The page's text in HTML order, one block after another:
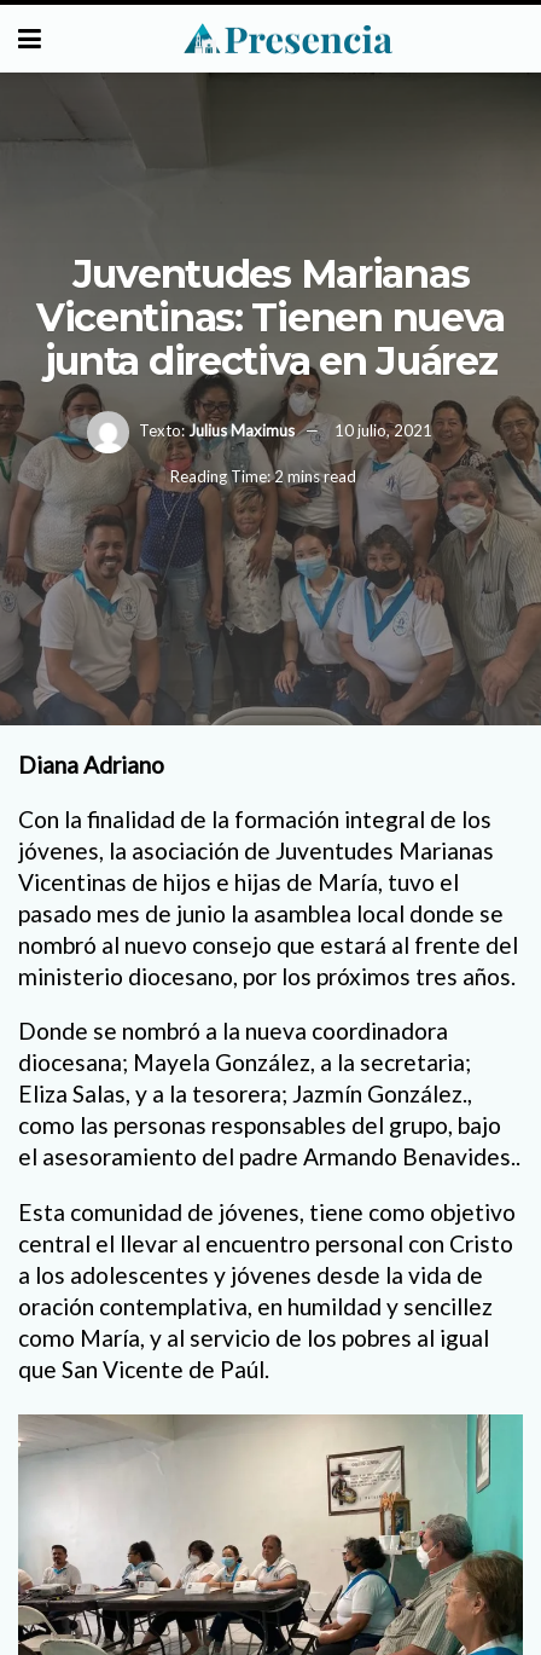
Juventudes Marianas
Vicentinas: Tienen nueva
junta directiva en Juárez
Texto:Julius Maximus 10 julio, 2021
Reading Time: 2 mins read
Diana Adriano
Con la finalidad de la formación integral de los
jóvenes, la asociación de Juventudes Marianas
Vicentinas de hijos e hijas de María, tuvo el
pasado mes de junio la asamblea local donde se
nombró al nuevo consejo que estará al frente del
ministerio diocesano, por los próximos tres años.
Donde se nombró a la nueva coordinadora
diocesana; Mayela González, a la secretaria;
Eliza Salas, y a la tesorera; Jazmín González.,
como las personas responsables del grupo, bajo
el asesoramiento del padre Armando Benavides..
Esta comunidad de jóvenes, tiene como objetivo
central el llevar al encuentro personal con Cristo
a los adolescentes y jóvenes desde la vida de
oración contemplativa, en humildad y sencillez
como María, y al servicio de los pobres al igual
que San Vicente de Paúl.